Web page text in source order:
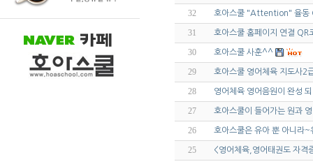
32 호아스쿨 "Attention" 율동
31 호아스쿨 홈페이지 연결 QR
30 호아스쿨 사훈^^
29 호아스쿨 영어체육 지도사
28 영어체육 영어음원이 완성
27 호아스쿨이 들어가는 원과
26 호아스쿨은 유아 뿐 아니라
25 <영어체육,영어태권도 자